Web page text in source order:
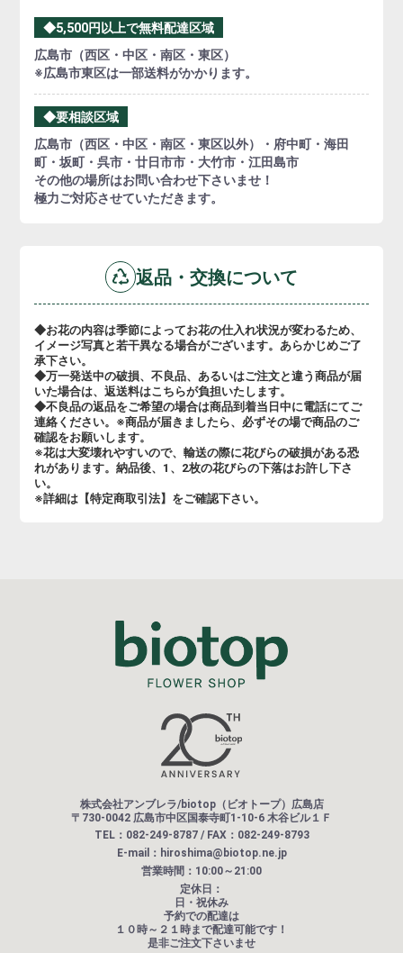
◆5,500円以上で無料配達区域
広島市（西区・中区・南区・東区）
※広島市東区は一部送料がかかります。
◆要相談区域
広島市（西区・中区・南区・東区以外）・府中町・海田
町・坂町・呉市・廿日市市・大竹市・江田島市
その他の場所はお問い合わせ下さいませ！
極力ご対応させていただきます。
返品・交換について
◆お花の内容は季節によってお花の仕入れ状況が変わるため、
イメージ写真と若干異なる場合がございます。あらかじめご了
承下さい。
◆万一発送中の破損、不良品、あるいはご注文と違う商品が届
いた場合は、返送料はこちらが負担いたします。
◆不良品の返品をご希望の場合は商品到着当日中に電話にてご
連絡ください。※商品が届きましたら、必ずその場で商品のご
確認をお願いします。
※花は大変壊れやすいので、輸送の際に花びらの破損がある恐
れがあります。納品後、1、2枚の花びらの下落はお許し下さ
い。
※詳細は【特定商取引法】をご確認下さい。
株式会社アンブレラ/biotop（ビオトープ）広島店
〒730-0042 広島市中区国泰寺町1-10-6 木谷ビル１Ｆ
TEL：082-249-8787 / FAX：082-249-8793
E-mail：hiroshima@biotop.ne.jp
営業時間：10:00～21:00
定休日：
日・祝休み
予約での配達は
１０時～２１時まで配達可能です！
是非ご注文下さいませ